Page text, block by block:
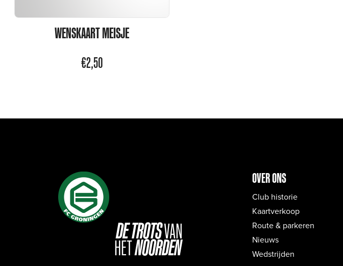
WENSKAART MEISJE
€2,50
DETROTSVAN
HETNOORDEN
OVER ONS
Club historie
Kaartverkoop
Route & parkeren
Nieuws
Wedstrijden